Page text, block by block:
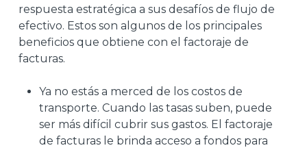
respuesta estratégica a sus desafíos de flujo de
efectivo. Estos son algunos de los principales
beneficios que obtiene con el factoraje de
facturas.
Ya no estás a merced de los costos de
transporte. Cuando las tasas suben, puede
ser más difícil cubrir sus gastos. El factoraje
de facturas le brinda acceso a fondos para